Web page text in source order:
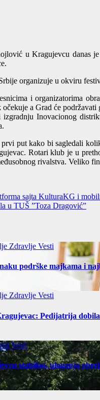
u Kragujevcu danas
organizuje u okviru
i organizatorima
a Grad će
Inovacionog
put kako bi sagledali
Rotari klub je u
rivalstva. Veliko
sajta KulturaKG i
u TUŠ ”Toza Dragović”
Zdravlje Vesti
podrške majkama i
Zdravlje Vesti
Pedijatrija
Vesti
stabilno, ulaganja